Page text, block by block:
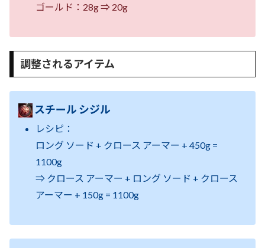
ゴールド：28g ⇒ 20g
調整されるアイテム
スチール シジル
レシピ：
ロング ソード + クロース アーマー + 450g =
1100g
⇒ クロース アーマー + ロング ソード + クロース
アーマー + 150g = 1100g